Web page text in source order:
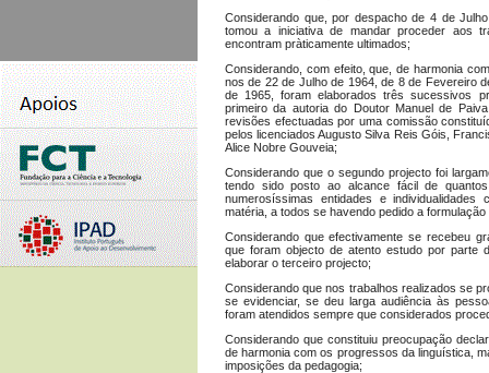
Considerando que, por despacho de 4 de
tomou a iniciativa de mandar proceder aos
encontram pràticamente ultimados;
Considerando, com efeito, que, de harmonia
nos de 22 de Julho de 1964, de 8 de Fevereiro
de 1965, foram elaborados três sucessivos
primeiro da autoria do Doutor Manuel de
revisões efectuadas por uma comissão
pelos licenciados Augusto Silva Reis Góis,
Alice Nobre Gouveia;
Considerando que o segundo projecto foi
tendo sido posto ao alcance fácil de
numerosíssimas entidades e
matéria, a todos se havendo pedido a
Considerando que efectivamente se recebeu
que foram objecto de atento estudo por parte
elaborar o terceiro projecto;
Considerando que nos trabalhos realizados se
se evidenciar, se deu larga audiência às
foram atendidos sempre que considerados
Considerando que constituiu preocupação
de harmonia com os progressos da linguística,
imposições da pedagogia;